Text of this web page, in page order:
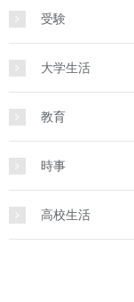
受験
大学生活
教育
時事
高校生活